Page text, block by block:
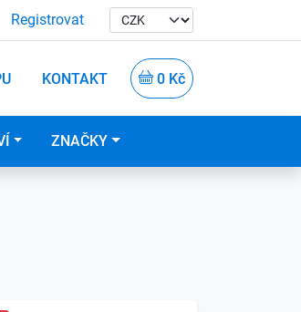
Registrovat
KONTAKT 0 Kč
ZNAČKY